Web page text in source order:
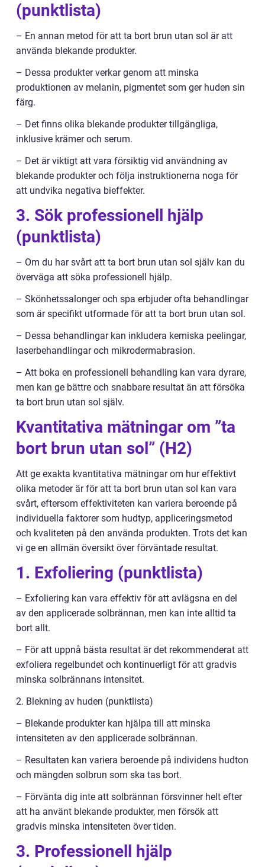
(punktlista)
– En annan metod för att ta bort brun utan sol är att
använda blekande produkter.
– Dessa produkter verkar genom att minska
produktionen av melanin, pigmentet som ger huden sin
färg.
– Det finns olika blekande produkter tillgängliga,
inklusive krämer och serum.
– Det är viktigt att vara försiktig vid användning av
blekande produkter och följa instruktionerna noga för
att undvika negativa bieffekter.
3. Sök professionell hjälp
(punktlista)
– Om du har svårt att ta bort brun utan sol själv kan du
överväga att söka professionell hjälp.
– Skönhetssalonger och spa erbjuder ofta behandlingar
som är specifikt utformade för att ta bort brun utan sol.
– Dessa behandlingar kan inkludera kemiska peelingar,
laserbehandlingar och mikrodermabrasion.
– Att boka en professionell behandling kan vara dyrare,
men kan ge bättre och snabbare resultat än att försöka
ta bort brun utan sol själv.
Kvantitativa mätningar om ”ta
bort brun utan sol” (H2)
Att ge exakta kvantitativa mätningar om hur effektivt
olika metoder är för att ta bort brun utan sol kan vara
svårt, eftersom effektiviteten kan variera beroende på
individuella faktorer som hudtyp, appliceringsmetod
och kvaliteten på den använda produkten. Trots det kan
vi ge en allmän översikt över förväntade resultat.
1. Exfoliering (punktlista)
– Exfoliering kan vara effektiv för att avlägsna en del
av den applicerade solbrännan, men kan inte alltid ta
bort allt.
– För att uppnå bästa resultat är det rekommenderat att
exfoliera regelbundet och kontinuerligt för att gradvis
minska solbrännans intensitet.
2. Blekning av huden (punktlista)
– Blekande produkter kan hjälpa till att minska
intensiteten av den applicerade solbrännan.
– Resultaten kan variera beroende på individens hudton
och mängden solbrun som ska tas bort.
– Förvänta dig inte att solbrännan försvinner helt efter
att ha använt blekande produkter, men försök att
gradvis minska intensiteten över tiden.
3. Professionell hjälp